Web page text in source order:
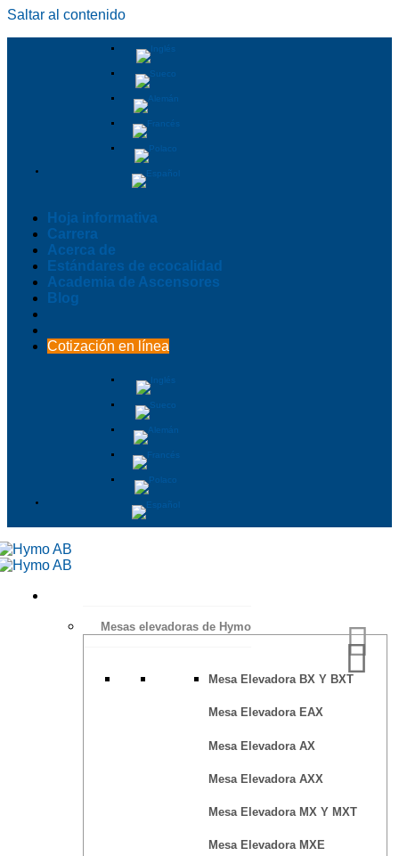
Saltar al contenido
Hoja informativa
Carrera
Acerca de
Estándares de ecocalidad
Academia de Ascensores
Blog
Cotización en línea
Mesas elevadoras de Hymo
Mesa Elevadora BX Y BXT
Mesa Elevadora EAX
Mesa Elevadora AX
Mesa Elevadora AXX
Mesa Elevadora MX Y MXT
Mesa Elevadora MXE